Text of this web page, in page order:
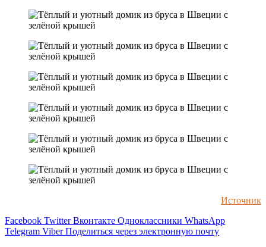
Источник
Facebook Twitter Вконтакте Одноклассники WhatsApp
Telegram Viber Поделиться через электронную почту